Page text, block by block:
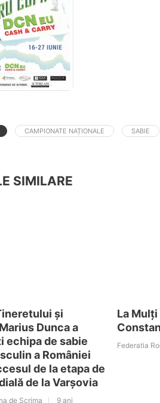
CAMPIONATE NAȚIONALE SABIE
SIMILARE
și
Dunca a
echipa de sabie
a României
de la etapa de
de la Varșovia
de Scrima 9 ani
La Mulți
Federatia